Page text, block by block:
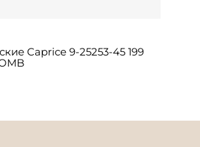
Caprice 9-25253-45 199